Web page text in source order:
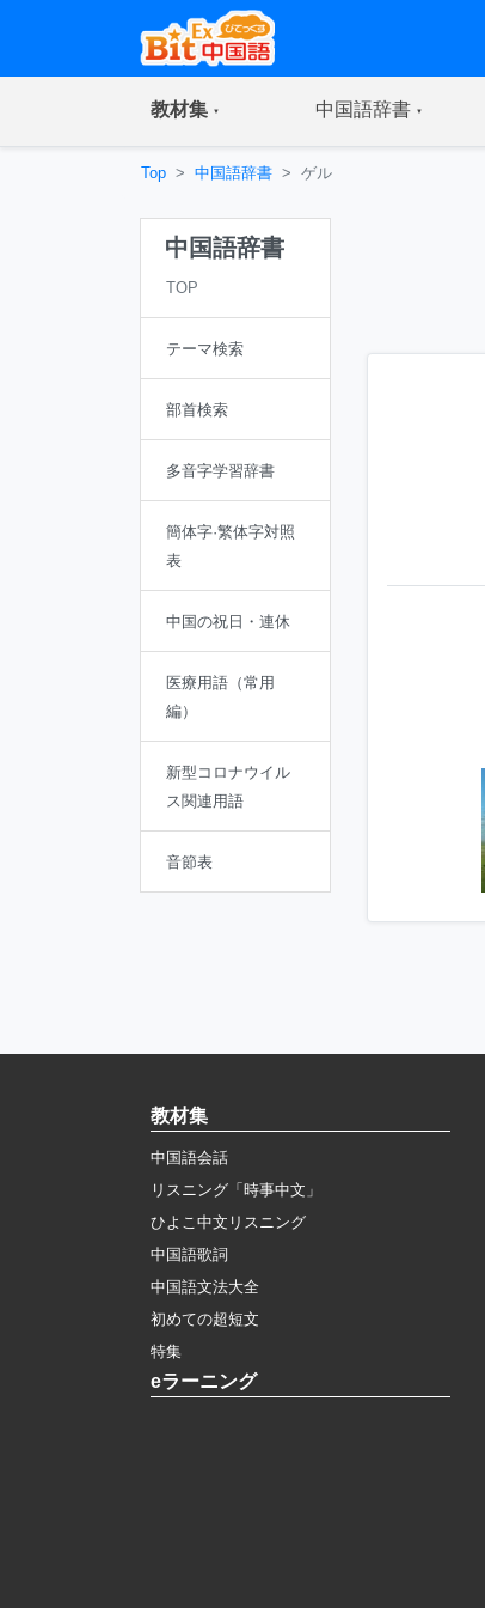
教材集(current) 中国語辞書(current)
Top 中国語辞書 ゲル
中国語辞書
TOP
テーマ検索
部首検索
多音字学習辞書
簡体字·繁体字対照
表
中国の祝日・連休
医療用語（常用
編）
新型コロナウイル
ス関連用語
音節表
教材集
中国語会話
リスニング「時事中文」
ひよこ中文リスニング
中国語歌詞
中国語文法大全
初めての超短文
特集
eラーニング